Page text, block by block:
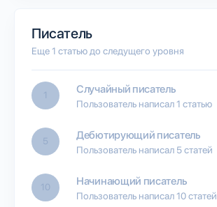
Писатель
Еще 1 статью до следущего уровня
1 Случайный писатель
Пользователь написал 1 статью
5 Дебютирующий писатель
Пользователь написал 5 статей
10 Начинающий писатель
Пользователь написал 10 статей